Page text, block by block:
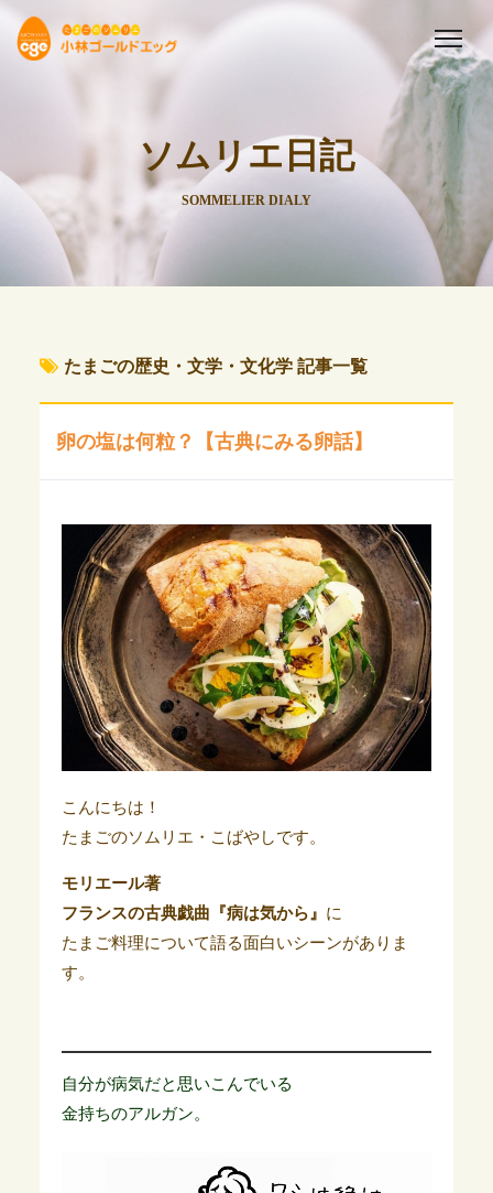
ソムリエ日記
SOMMELIER DIALY
たまごの歴史・文学・文化学 記事一覧
卵の塩は何粒？【古典にみる卵話】
こんにちは！
たまごのソムリエ・こばやしです。
モリエール著
フランスの古典戯曲『病は気から』 に
たまご料理について語る面白いシーンがありま
す。
自分が病気だと思いこんでいる
金持ちのアルガン。